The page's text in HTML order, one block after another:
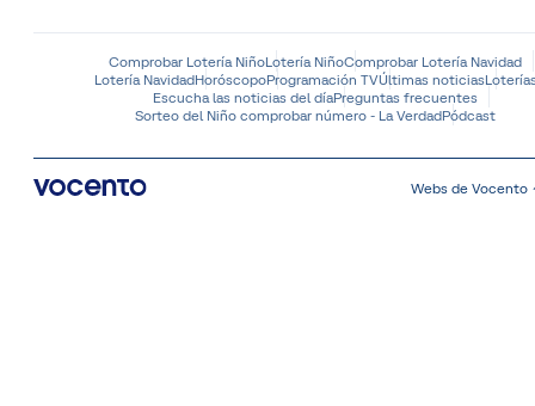
Comprobar Lotería NiñoLotería NiñoComprobar Lotería Navidad
Lotería NavidadHoróscopoProgramación TVÚltimas noticias
Escucha las noticias del díaPreguntas frecuentes
Sorteo del Niño comprobar número - La VerdadPódcast
Webs de Vocento